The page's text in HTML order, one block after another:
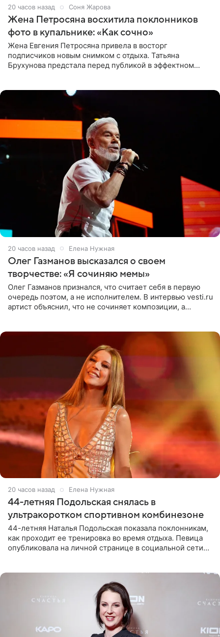
20 часов назад Соня Жарова
Жена Петросяна восхитила поклонников
фото в купальнике: «Как сочно»
Жена Евгения Петросяна привела в восторг
подписчиков новым снимком с отдыха. Татьяна
Брухунова предстала перед публикой в эффектном
20 часов назад Елена Нужная
Олег Газманов высказался о своем
творчестве: «Я сочиняю мемы»
Олег Газманов признался, что считает себя в первую
очередь поэтом, а не исполнителем. В интервью vesti.ru
артист объяснил, что не сочиняет композиции, а
20 часов назад Елена Нужная
44-летняя Подольская снялась в
ультракоротком спортивном комбинезоне
44-летняя Наталья Подольская показала поклонникам,
как проходит ее тренировка во время отдыха. Певица
опубликовала на личной странице в социальной сети